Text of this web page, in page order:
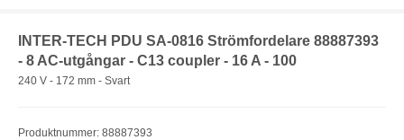
INTER-TECH PDU SA-0816 Strömfordelare 88887393
- 8 AC-utgångar - C13 coupler - 16 A - 100
240 V - 172 mm - Svart
Produktnummer: 88887393